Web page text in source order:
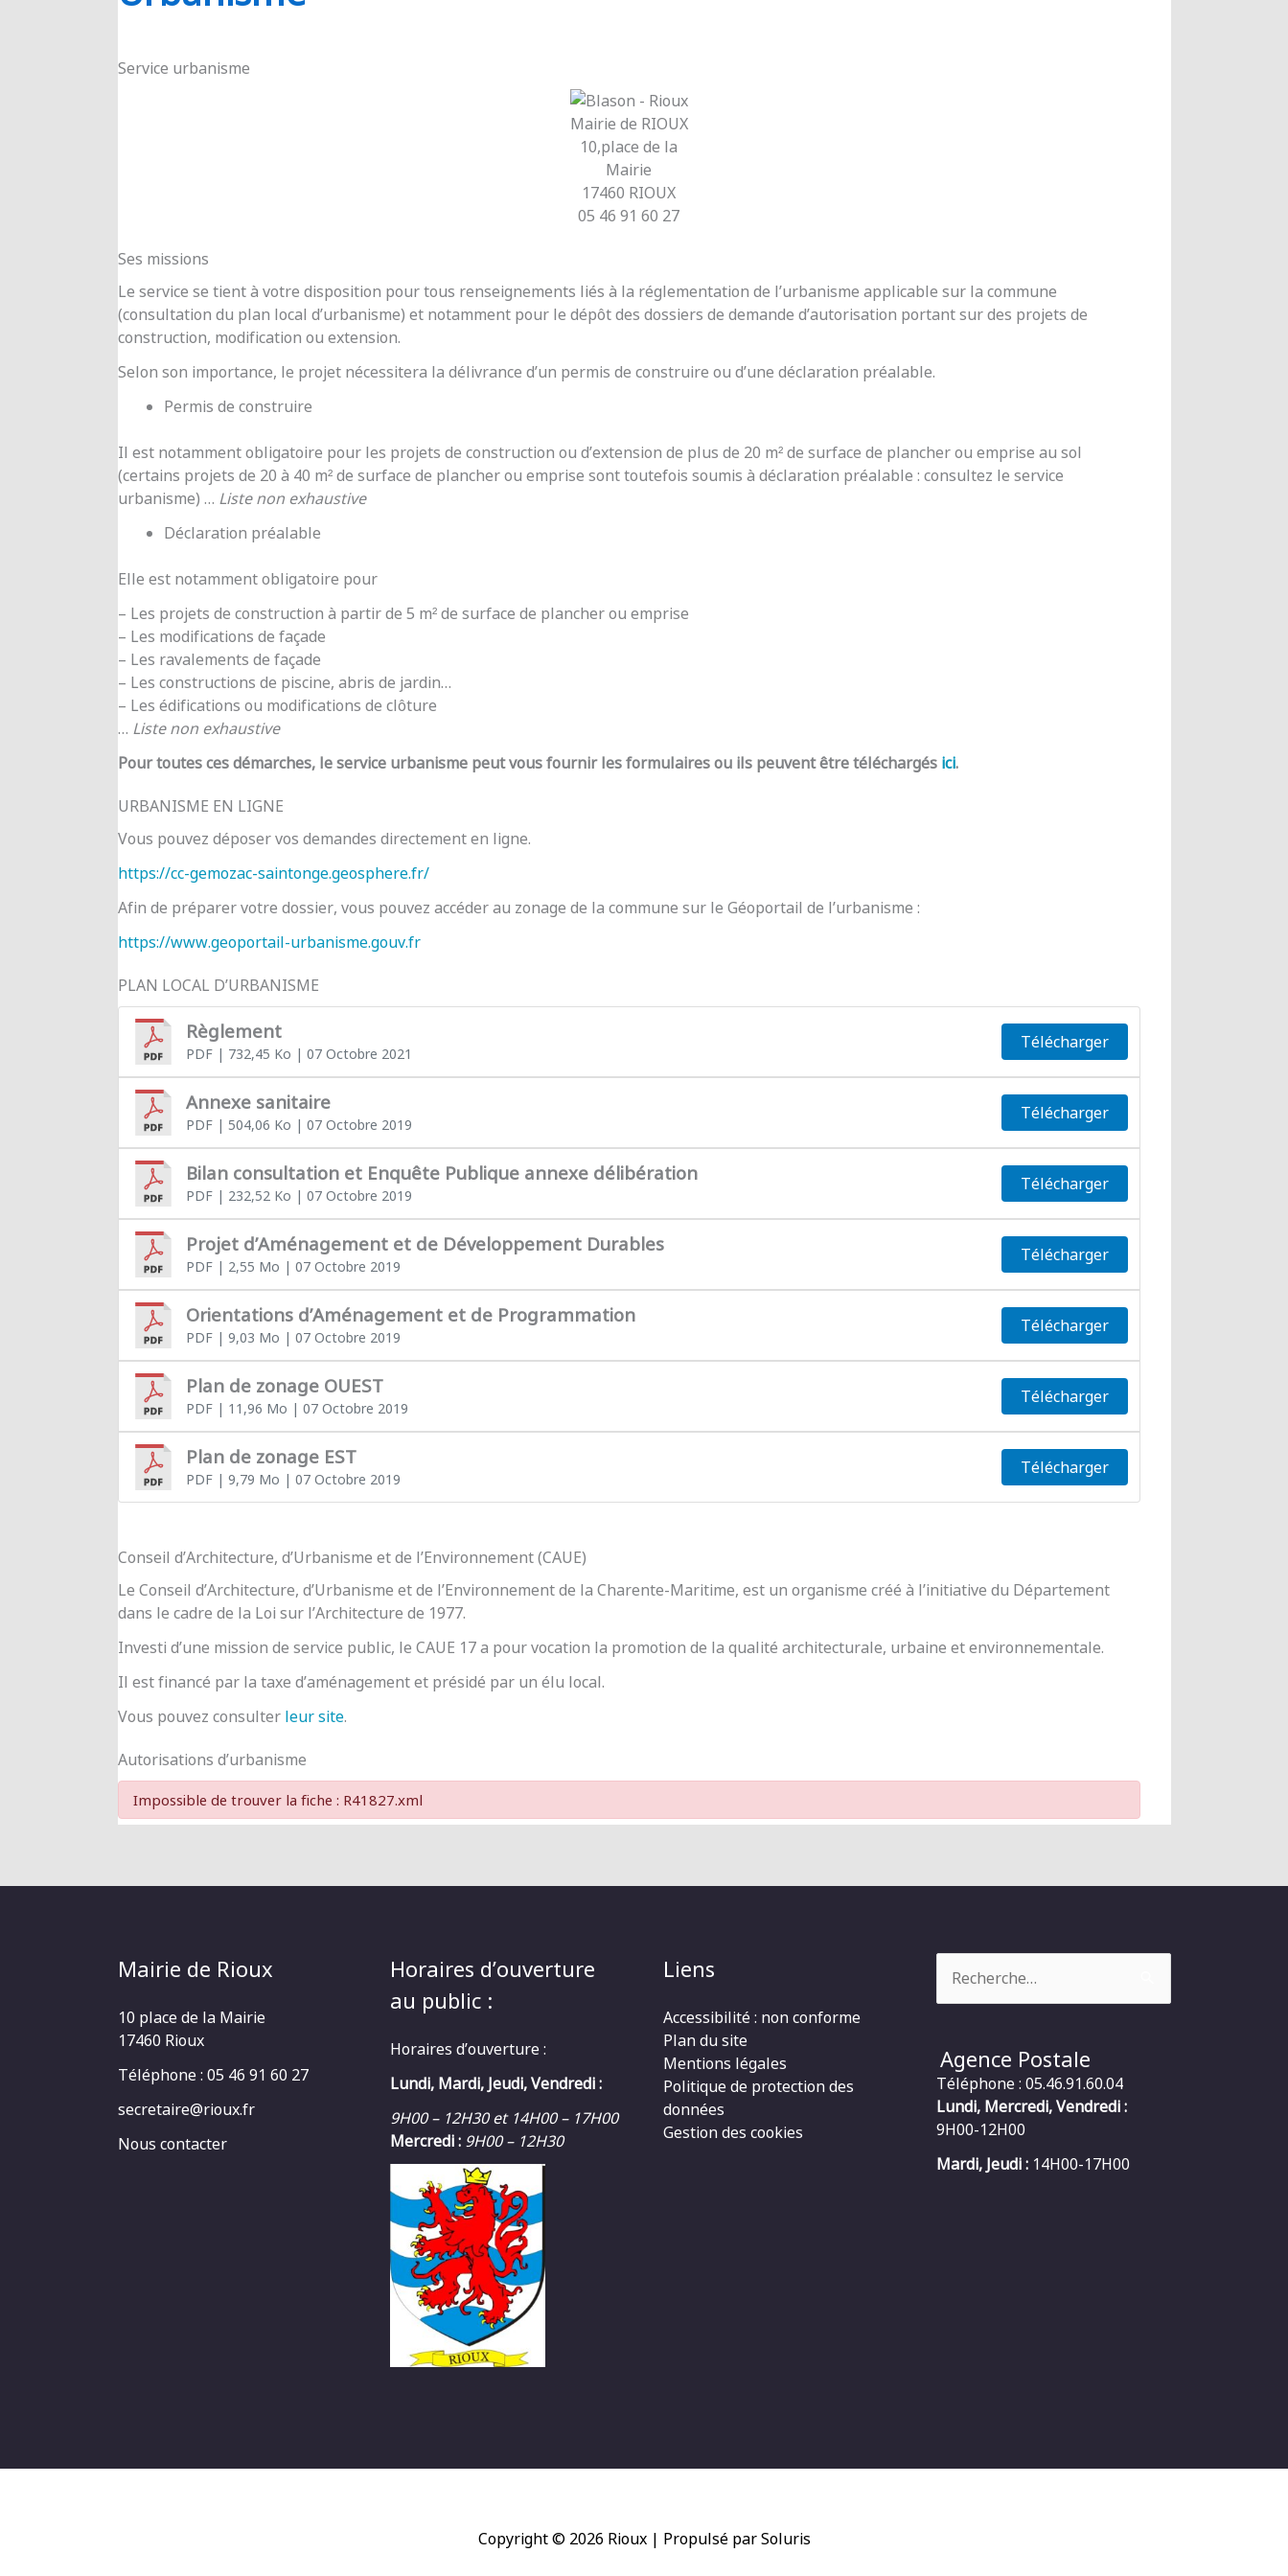
Service urbanisme
Mairie de RIOUX
10,place de la
Mairie
17460 RIOUX
05 46 91 60 27
Ses missions
Le service se tient à votre disposition pour tous renseignements liés à la réglementation de l’urbanisme applicable sur la commune
(consultation du plan local d’urbanisme) et notamment pour le dépôt des dossiers de demande d’autorisation portant sur des projets de
construction, modification ou extension.
Selon son importance, le projet nécessitera la délivrance d’un permis de construire ou d’une déclaration préalable.
Permis de construire
Il est notamment obligatoire pour les projets de construction ou d’extension de plus de 20 m² de surface de plancher ou emprise au sol
(certains projets de 20 à 40 m² de surface de plancher ou emprise sont toutefois soumis à déclaration préalable : consultez le service
urbanisme) … Liste non exhaustive
Déclaration préalable
Elle est notamment obligatoire pour
– Les projets de construction à partir de 5 m² de surface de plancher ou emprise
– Les modifications de façade
– Les ravalements de façade
– Les constructions de piscine, abris de jardin…
– Les édifications ou modifications de clôture
… Liste non exhaustive
Pour toutes ces démarches, le service urbanisme peut vous fournir les formulaires ou ils peuvent être téléchargés ici.
URBANISME EN LIGNE
Vous pouvez déposer vos demandes directement en ligne.
https://cc-gemozac-saintonge.geosphere.fr/
Afin de préparer votre dossier, vous pouvez accéder au zonage de la commune sur le Géoportail de l’urbanisme :
https://www.geoportail-urbanisme.gouv.fr
PLAN LOCAL D’URBANISME
Règlement
PDF| 732,45 Ko | 07 Octobre 2021
Télécharger
Annexe sanitaire
PDF| 504,06 Ko | 07 Octobre 2019
Télécharger
Bilan consultation et Enquête Publique annexe délibération
PDF| 232,52 Ko | 07 Octobre 2019
Télécharger
Projet d’Aménagement et de Développement Durables
PDF| 2,55 Mo | 07 Octobre 2019
Télécharger
Orientations d’Aménagement et de Programmation
PDF| 9,03 Mo | 07 Octobre 2019
Télécharger
Plan de zonage OUEST
PDF| 11,96 Mo | 07 Octobre 2019
Télécharger
Plan de zonage EST
PDF| 9,79 Mo | 07 Octobre 2019
Télécharger
Conseil d’Architecture, d’Urbanisme et de l’Environnement (CAUE)
Le Conseil d’Architecture, d’Urbanisme et de l’Environnement de la Charente-Maritime, est un organisme créé à l’initiative du Département
dans le cadre de la Loi sur l’Architecture de 1977.
Investi d’une mission de service public, le CAUE 17 a pour vocation la promotion de la qualité architecturale, urbaine et environnementale.
Il est financé par la taxe d’aménagement et présidé par un élu local.
Vous pouvez consulter leur site.
Autorisations d’urbanisme
Impossible de trouver la fiche : R41827.xml
Mairie de Rioux
10 place de la Mairie
17460 Rioux
Téléphone : 05 46 91 60 27
secretaire@rioux.fr
Nous contacter
Horaires d’ouverture
au public :
Horaires d’ouverture :
Lundi, Mardi, Jeudi, Vendredi :
9H00 – 12H30 et 14H00 – 17H00
Mercredi : 9H00 – 12H30
Liens
Accessibilité : non conforme
Plan du site
Mentions légales
Politique de protection des
données
Gestion des cookies
Agence Postale
Téléphone : 05.46.91.60.04
Lundi, Mercredi, Vendredi :
9H00-12H00
Mardi, Jeudi : 14H00-17H00
Copyright © 2026 Rioux| Propulsé par Soluris